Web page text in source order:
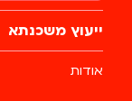
ייעוץ משכנתא
אודות